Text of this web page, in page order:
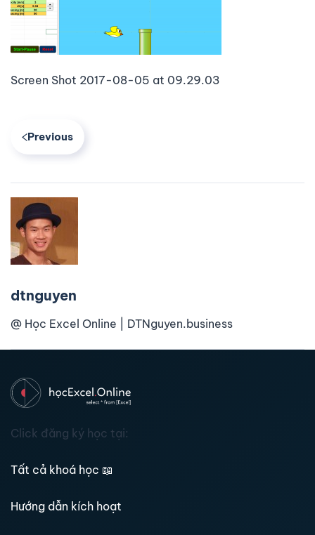
Screen Shot 2017-08-05 at 09.29.03
Previous
dtnguyen
@ Học Excel Online | DTNguyen.business
Click đăng ký học tại:
Tất cả khoá học 📖
Hướng dẫn kích hoạt